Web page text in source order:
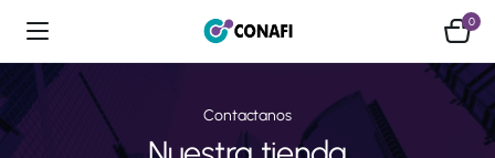
0
Contactanos